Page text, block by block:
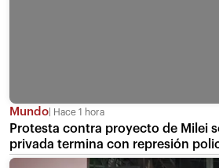
Mundo Hace 1 hora
Protesta contra proyecto de Milei
privada termina con represión